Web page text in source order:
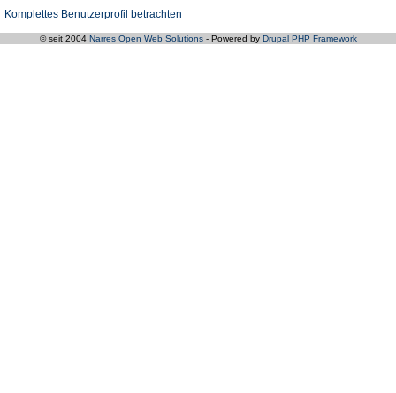
Komplettes Benutzerprofil betrachten
© seit 2004 Narres Open Web Solutions- Powered by Drupal PHP Framework